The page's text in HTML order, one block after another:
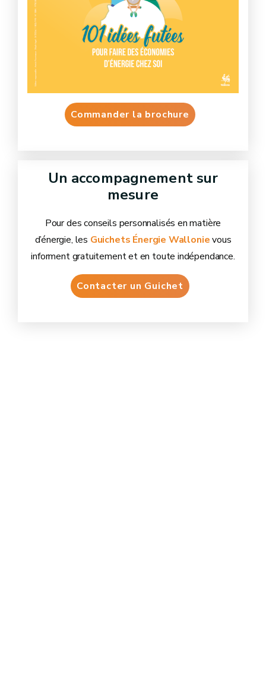
Commander la brochure
Un accompagnement sur
mesure
Pour des conseils personnalisés en matière
d’énergie, les Guichets Énergie Wallonievous
informent gratuitement et en toute indépendance.
Contacter un Guichet